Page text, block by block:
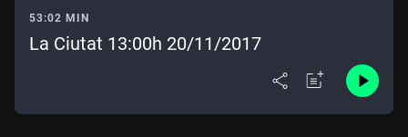
53:02 MIN
La Ciutat 13:00h 20/11/2017